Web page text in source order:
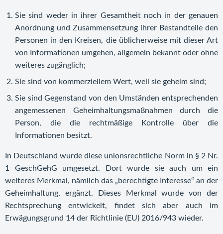
Sie sind weder in ihrer Gesamtheit noch in der genauen
Anordnung und Zusammensetzung ihrer Bestandteile den
Personen in den Kreisen, die üblicherweise mit dieser Art
von Informationen umgehen, allgemein bekannt oder ohne
weiteres zugänglich;
Sie sind von kommerziellem Wert, weil sie geheim sind;
Sie sind Gegenstand von den Umständen entsprechenden
angemessenen Geheimhaltungsmaßnahmen durch die
Person, die die rechtmäßige Kontrolle über die
Informationen besitzt.
In Deutschland wurde diese unionsrechtliche Norm in § 2 Nr.
1 GeschGehG umgesetzt. Dort wurde sie auch um ein
weiteres Merkmal, nämlich das „berechtigte Interesse“ an der
Geheimhaltung, ergänzt. Dieses Merkmal wurde von der
Rechtsprechung entwickelt, findet sich aber auch im
Erwägungsgrund 14 der Richtlinie (EU) 2016/943 wieder.